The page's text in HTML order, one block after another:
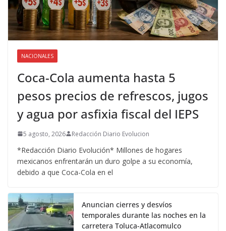
NACIONALES
Coca-Cola aumenta hasta 5
pesos precios de refrescos, jugos
y agua por asfixia fiscal del IEPS
5 agosto, 2026 Redacción Diario Evolucion
*Redacción Diario Evolución* Millones de hogares
mexicanos enfrentarán un duro golpe a su economía,
debido a que Coca-Cola en el
Anuncian cierres y desvíos
temporales durante las noches en la
carretera Toluca-Atlacomulco